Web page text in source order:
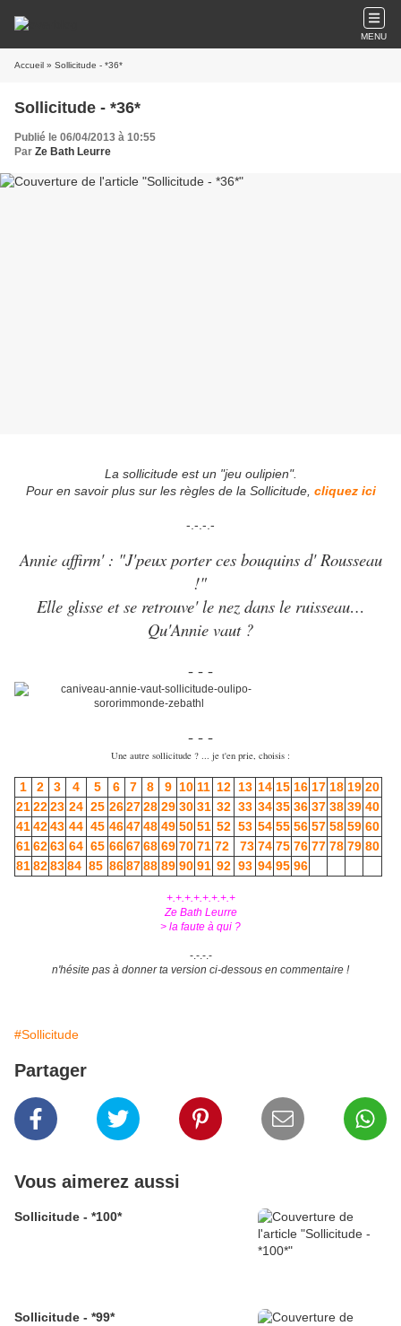
MENU
Accueil » Sollicitude - *36*
Sollicitude - *36*
Publié le 06/04/2013 à 10:55
Par Ze Bath Leurre
La sollicitude est un "jeu oulipien".
Pour en savoir plus sur les règles de la Sollicitude, cliquez ici
-.-.-.-
Annie affirm' : "J'peux porter ces bouquins d' Rousseau
!"
Elle glisse et se retrouve' le nez dans le ruisseau…
Qu'Annie vaut ?
- - -
- - -
Une autre sollicitude ? ... je t'en prie, choisis :
1 2 3 4 5 6 7 8 9 10 11 12 13 14 15 16 17 18 19 20
212223 24 25 262728 29 30 31 32 33 34 35 36 37 38 39 40
414243 44 45 464748 49 50 51 52 53 54 55 56 57 58 59 60
616263 64 65 666768 69 70 71 72 73 74 75 76 77 78 79 80
81828384 85 868788 89 90 91 92 93 94 95 96
+.+.+.+.+.+.+.+
Ze Bath Leurre
> la faute à qui ?
-.-.-.-
n'hésite pas à donner ta version ci-dessous en commentaire !
#Sollicitude
Partager
Vous aimerez aussi
Sollicitude - *100*
Sollicitude - *99*